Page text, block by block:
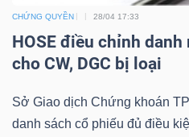
CHỨNG QUYỀN 28/04 17:33
HOSE điều chỉnh
cho CW, DGC bị loại
Sở Giao dịch Chứng khoán
danh sách cổ phiếu đủ điều